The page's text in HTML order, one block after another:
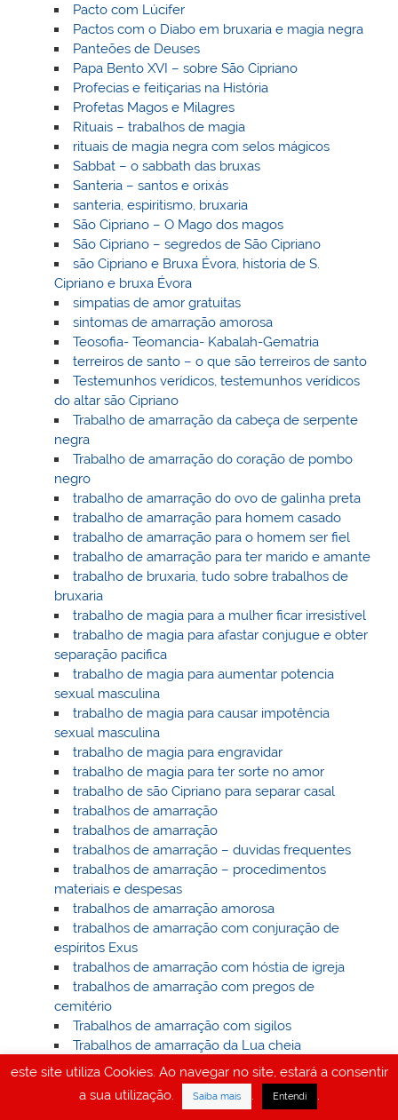
Pacto com Lúcifer
Pactos com o Diabo em bruxaria e magia negra
Panteões de Deuses
Papa Bento XVI – sobre São Cipriano
Profecias e feitiçarias na História
Profetas Magos e Milagres
Rituais – trabalhos de magia
rituais de magia negra com selos mágicos
Sabbat – o sabbath das bruxas
Santeria – santos e orixás
santeria, espiritismo, bruxaria
São Cipriano – O Mago dos magos
São Cipriano – segredos de São Cipriano
são Cipriano e Bruxa Évora, historia de S.
Cipriano e bruxa Évora
simpatias de amor gratuitas
sintomas de amarração amorosa
Teosofia- Teomancia- Kabalah-Gematria
terreiros de santo – o que são terreiros de santo
Testemunhos verídicos, testemunhos verídicos
do altar são Cipriano
Trabalho de amarração da cabeça de serpente
negra
Trabalho de amarração do coração de pombo
negro
trabalho de amarração do ovo de galinha preta
trabalho de amarração para homem casado
trabalho de amarração para o homem ser fiel
trabalho de amarração para ter marido e amante
trabalho de bruxaria, tudo sobre trabalhos de
bruxaria
trabalho de magia para a mulher ficar irresistível
trabalho de magia para afastar conjugue e obter
separação pacifica
trabalho de magia para aumentar potencia
sexual masculina
trabalho de magia para causar impotência
sexual masculina
trabalho de magia para engravidar
trabalho de magia para ter sorte no amor
trabalho de são Cipriano para separar casal
trabalhos de amarração
trabalhos de amarração
trabalhos de amarração – duvidas frequentes
trabalhos de amarração – procedimentos
materiais e despesas
trabalhos de amarração amorosa
trabalhos de amarração com conjuração de
espíritos Exus
trabalhos de amarração com hóstia de igreja
trabalhos de amarração com pregos de
cemitério
Trabalhos de amarração com sigilos
Trabalhos de amarração da Lua cheia
Trabalhos de amarração da tábua de Ouijá
Trabalhos de amarração da vara de aveleira
Trabalhos de amarraçao das patas de galinha
este site utiliza Cookies. Ao navegar no site, estará a consentir
a sua utilização.
Saiba mais . Entendi .